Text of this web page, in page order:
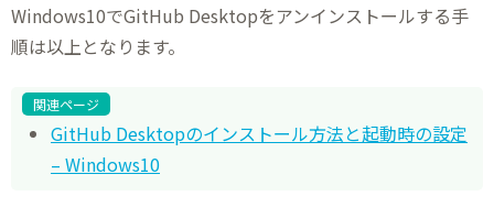
Windows10でGitHub Desktopをアンインストールする手
順は以上となります。
関連ページ
GitHub Desktopのインストール方法と起動時の設定
– Windows10